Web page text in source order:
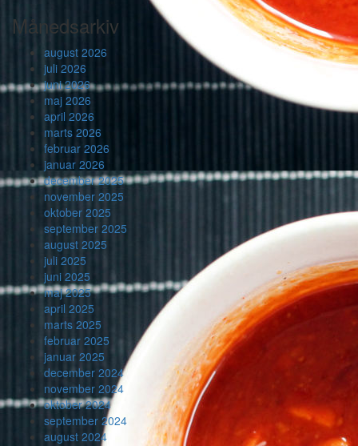
Månedsarkiv
august 2026
juli 2026
juni 2026
maj 2026
april 2026
marts 2026
februar 2026
januar 2026
december 2025
november 2025
oktober 2025
september 2025
august 2025
juli 2025
juni 2025
maj 2025
april 2025
marts 2025
februar 2025
januar 2025
december 2024
november 2024
oktober 2024
september 2024
august 2024